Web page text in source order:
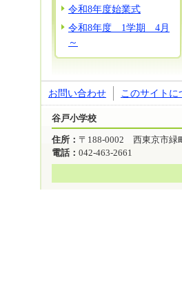
令和8年度始業式
令和8年度 1学期 4月
～
お問い合わせ このサイトに
谷戸小学校
住所： 〒188-0002 西東京市緑
電話： 042-463-2661